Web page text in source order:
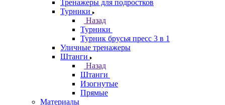
Тренажеры для подростков
Турники
Назад
Турники
Турник брусья пресс 3 в 1
Уличные тренажеры
Штанги
Назад
Штанги
Изогнутые
Прямые
Материалы